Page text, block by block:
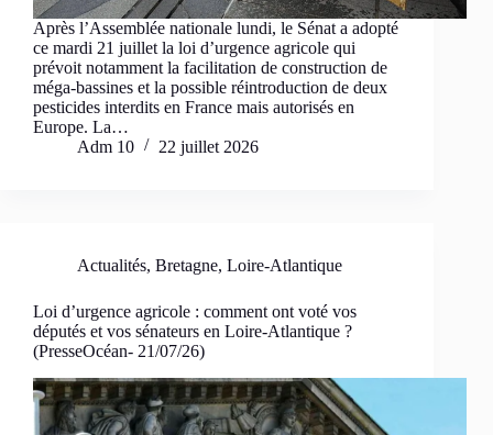
Après l’Assemblée nationale lundi, le Sénat a adopté
ce mardi 21 juillet la loi d’urgence agricole qui
prévoit notamment la facilitation de construction de
méga-bassines et la possible réintroduction de deux
pesticides interdits en France mais autorisés en
Europe. La…
Adm 10
22 juillet 2026
Actualités, Bretagne, Loire-Atlantique
Loi d’urgence agricole : comment ont voté vos
députés et vos sénateurs en Loire-Atlantique ?
(PresseOcéan- 21/07/26)